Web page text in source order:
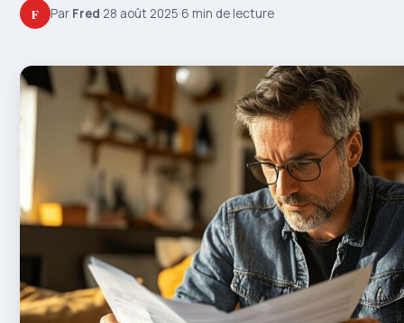
F Par Fred·28 août 2025·6 min de lecture